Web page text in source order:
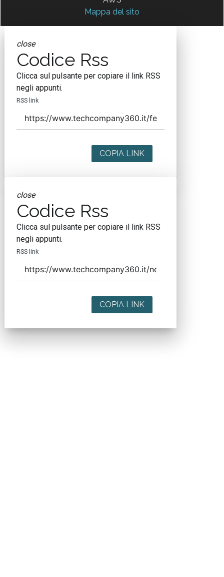
Mappa del sito
close
Codice Rss
Clicca sul pulsante per copiare il link RSS
negli appunti.
RSS link
COPIA LINK
close
Codice Rss
Clicca sul pulsante per copiare il link RSS
negli appunti.
RSS link
COPIA LINK